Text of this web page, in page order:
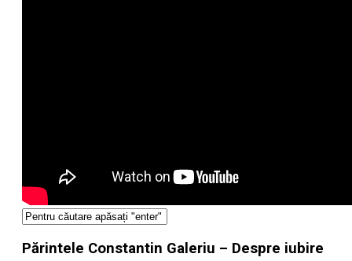
Părintele Constantin Galeriu – Despre iubire